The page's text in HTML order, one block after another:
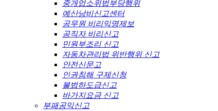
중개업소위법부당행위
예산낭비신고센터
공무원 비리익명제보
공직자 비리신고
민원부조리 신고
자동차관리법 위반행위 신고
안전신문고
인권침해 구제신청
불법하도급신고
바가지요금 신고
부패공익신고